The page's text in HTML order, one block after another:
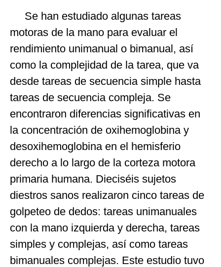
Se han estudiado algunas tareas
motoras de la mano para evaluar el
rendimiento unimanual o bimanual, así
como la complejidad de la tarea, que va
desde tareas de secuencia simple hasta
tareas de secuencia compleja. Se
encontraron diferencias significativas en
la concentración de oxihemoglobina y
desoxihemoglobina en el hemisferio
derecho a lo largo de la corteza motora
primaria humana. Dieciséis sujetos
diestros sanos realizaron cinco tareas de
golpeteo de dedos: tareas unimanuales
con la mano izquierda y derecha, tareas
simples y complejas, así como tareas
bimanuales complejas. Este estudio tuvo